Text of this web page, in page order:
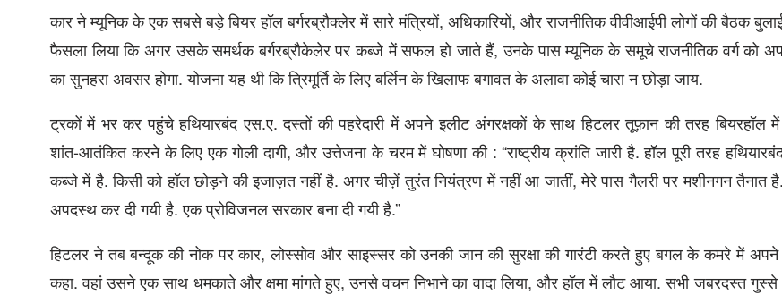
कार ने म्‍यूनिक के एक सबसे बड़े बियर हॉल बर्गरब्रौक्लेर में सारे मंत्रियों, अधिकारियों, और राजनीतिक वीवीआईपी लोगों की बैठक
फैसला लिया कि अगर उसके समर्थक बर्गरब्रौकेलेर पर कब्जे में सफल हो जाते हैं, उनके पास म्‍यूनिक के समूचे राजनीतिक वर्ग को
का सुनहरा अवसर होगा. योजना यह थी कि त्रिमूर्ति के लिए बर्लिन के खिलाफ बगावत के अलावा कोई चारा न छोड़ा जाय.
ट्रकों में भर कर पहुंचे हथियारबंद एस.ए. दस्तों की पहरेदारी में अपने इलीट अंगरक्षकों के साथ हिटलर तूफ़ान की तरह बियरहॉल
शांत-आतंकित करने के लिए एक गोली दागी, और उत्तेजना के चरम में घोषणा की : “राष्ट्रीय क्रांति जारी है. हॉल पूरी तरह
कब्जे में है. किसी को हॉल छोड़ने की इजाज़त नहीं है. अगर चीज़ें तुरंत नियंत्रण में नहीं आ जातीं, मेरे पास गैलरी पर मशीनगन तैनात
अपदस्थ कर दी गयी है. एक प्रोविजनल सरकार बना दी गयी है.”
हिटलर ने तब बन्दूक की नोक पर कार, लोस्सोव और साइस्सर को उनकी जान की सुरक्षा की गारंटी करते हुए बगल के कमरे में
कहा. वहां उसने एक साथ धमकाते और क्षमा मांगते हुए, उनसे वचन निभाने का वादा लिया, और हॉल में लौट आया. सभी जबरदस्त